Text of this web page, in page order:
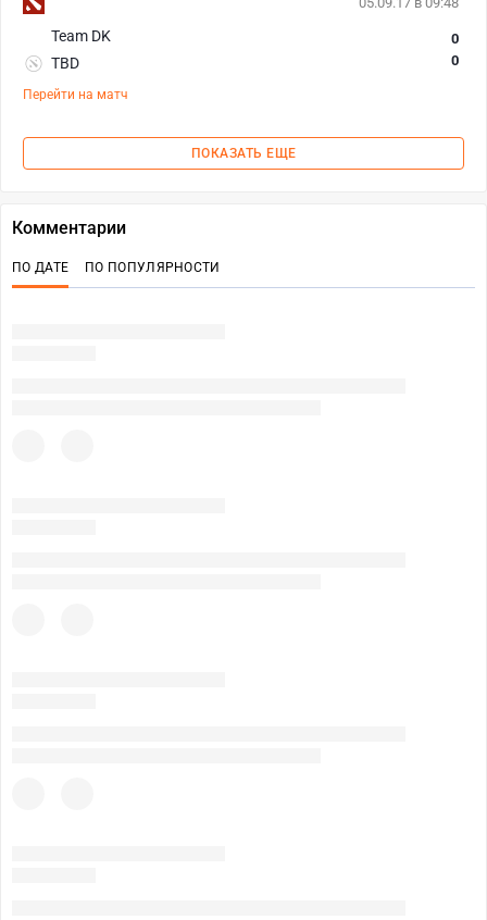
Team DK
TBD
0
0
Перейти на матч
ПОКАЗАТЬ ЕЩЕ
Комментарии
ПО ДАТЕ ПО ПОПУЛЯРНОСТИ